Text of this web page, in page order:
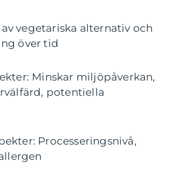
vegetariska alternativ och
över tid
Minskar miljöpåverkan,
potentiella
Processeringsnivå,